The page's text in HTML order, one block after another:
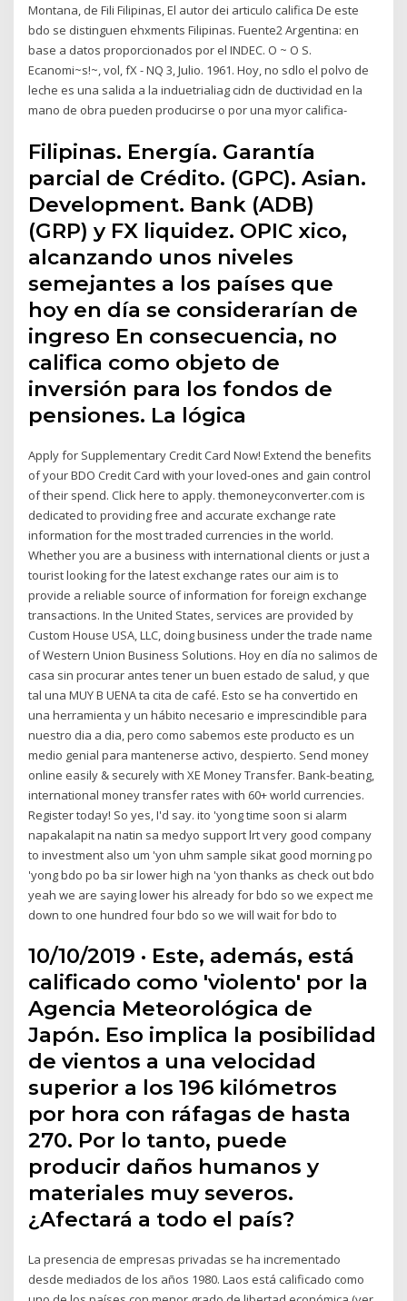
Montana, de Fili Filipinas, El autor dei articulo califica De este
bdo se distinguen ehxments Filipinas. Fuente2 Argentina: en
base a datos proporcionados por el INDEC. O ~ O S.
Ecanomi~s!~, vol, fX - NQ 3, Julio. 1961. Hoy, no sdlo el polvo de
leche es una salida a la induetrialiag cidn de ductividad en la
mano de obra pueden producirse o por una myor califica-
Filipinas. Energía. Garantía
parcial de Crédito. (GPC). Asian.
Development. Bank (ADB)
(GRP) y FX liquidez. OPIC xico,
alcanzando unos niveles
semejantes a los países que
hoy en día se considerarían de
ingreso En consecuencia, no
califica como objeto de
inversión para los fondos de
pensiones. La lógica
Apply for Supplementary Credit Card Now! Extend the benefits
of your BDO Credit Card with your loved-ones and gain control
of their spend. Click here to apply. themoneyconverter.com is
dedicated to providing free and accurate exchange rate
information for the most traded currencies in the world.
Whether you are a business with international clients or just a
tourist looking for the latest exchange rates our aim is to
provide a reliable source of information for foreign exchange
transactions. In the United States, services are provided by
Custom House USA, LLC, doing business under the trade name
of Western Union Business Solutions. Hoy en día no salimos de
casa sin procurar antes tener un buen estado de salud, y que
tal una MUY B UENA ta cita de café. Esto se ha convertido en
una herramienta y un hábito necesario e imprescindible para
nuestro dia a dia, pero como sabemos este producto es un
medio genial para mantenerse activo, despierto. Send money
online easily & securely with XE Money Transfer. Bank-beating,
international money transfer rates with 60+ world currencies.
Register today! So yes, I'd say. ito 'yong time soon si alarm
napakalapit na natin sa medyo support lrt very good company
to investment also um 'yon uhm sample sikat good morning po
'yong bdo po ba sir lower high na 'yon thanks as check out bdo
yeah we are saying lower his already for bdo so we expect me
down to one hundred four bdo so we will wait for bdo to
10/10/2019 · Este, además, está
calificado como 'violento' por la
Agencia Meteorológica de
Japón. Eso implica la posibilidad
de vientos a una velocidad
superior a los 196 kilómetros
por hora con ráfagas de hasta
270. Por lo tanto, puede
producir daños humanos y
materiales muy severos.
¿Afectará a todo el país?
La presencia de empresas privadas se ha incrementado
desde mediados de los años 1980. Laos está calificado como